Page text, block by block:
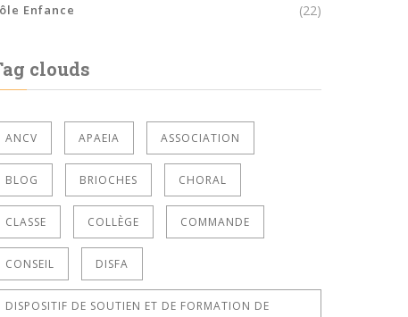
Enfance (22)
clouds
ANCV APAEIA ASSOCIATION
BLOG BRIOCHES CHORAL
CLASSE COLLÈGE COMMANDE
CONSEIL DISFA
DISPOSITIF DE SOUTIEN ET DE FORMATION DE